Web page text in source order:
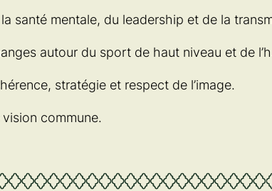
santé mentale, du leadership et de la
autour du sport de haut niveau et de
stratégie et respect de l’image.
commune.